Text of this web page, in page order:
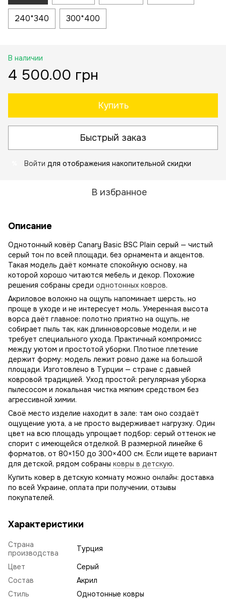
240*340 300*400
В наличии
4 500.00 грн
Купить
Быстрый заказ
Войти для отображения накопительной скидки
В избранное
Описание
Однотонный ковёр Canary Basic BSC Plain серый — чистый
серый тон по всей площади, без орнамента и акцентов.
Такая модель даёт комнате спокойную основу, на
которой хорошо читаются мебель и декор. Похожие
решения собраны среди однотонных ковров.
Акриловое волокно на ощупь напоминает шерсть, но
проще в уходе и не интересует моль. Умеренная высота
ворса даёт главное: полотно приятно на ощупь, не
собирает пыль так, как длинноворсовые модели, и не
требует специального ухода. Практичный компромисс
между уютом и простотой уборки. Плотное плетение
держит форму: модель лежит ровно даже на большой
площади. Изготовлено в Турции — стране с давней
ковровой традицией. Уход простой: регулярная уборка
пылесосом и локальная чистка мягким средством без
агрессивной химии.
Своё место изделие находит в зале: там оно создаёт
ощущение уюта, а не просто выдерживает нагрузку. Один
цвет на всю площадь упрощает подбор: серый оттенок не
спорит с имеющейся отделкой. В размерной линейке 6
форматов, от 80×150 до 300×400 см. Если ищете вариант
для детской, рядом собраны ковры в детскую.
Купить ковер в детскую комнату можно онлайн: доставка
по всей Украине, оплата при получении, отзывы
покупателей.
Характеристики
Страна
производства
Турция
Цвет
Серый
Состав
Акрил
Стиль
Однотонные ковры